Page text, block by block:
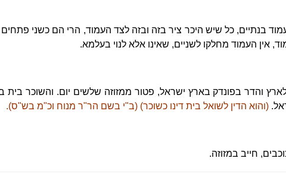
בנתיים, כל שיש היכר ציר בזה ובזה לצד העמוד, הרי הם כשני
אין העמוד מחלקו לשניים, שאינו אלא לנוי בעלמא.
והדר בפונדק בארץ ישראל, פטור ממזוזה שלשים יום. והשוכר בית
(והוא הדין לשואל בית דינו כשוכר) (ב"י בשם הר"ר מנוח וכ"מ בש"ס).
חייב במזוזה.